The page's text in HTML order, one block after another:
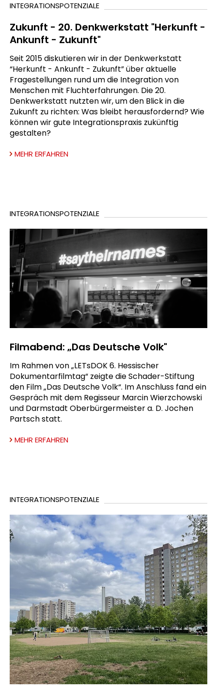
INTEGRATIONSPOTENZIALE
Zukunft - 20. Denkwerkstatt "Herkunft -
Ankunft - Zukunft"
Seit 2015 diskutieren wir in der Denkwerkstatt
“Herkunft - Ankunft - Zukunft” über aktuelle
Fragestellungen rund um die Integration von
Menschen mit Fluchterfahrungen. Die 20.
Denkwerkstatt nutzten wir, um den Blick in die
Zukunft zu richten: Was bleibt herausfordernd? Wie
können wir gute Integrationspraxis zukünftig
gestalten?
MEHR ERFAHREN
INTEGRATIONSPOTENZIALE
Filmabend: „Das Deutsche Volk"
Im Rahmen von „LETsDOK 6. Hessischer
Dokumentarfilmtag“ zeigte die Schader-Stiftung
den Film „Das Deutsche Volk“. Im Anschluss fand ein
Gespräch mit dem Regisseur Marcin Wierzchowski
und Darmstadt Oberbürgermeister a. D. Jochen
Partsch statt.
MEHR ERFAHREN
INTEGRATIONSPOTENZIALE